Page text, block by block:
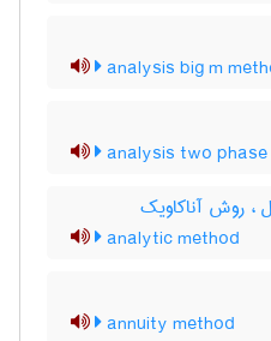
analysis big m
analysis two
، روش آناکاویک
analytic method
annuity method